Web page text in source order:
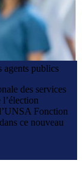
agents publics
des services
Fonction
ce nouveau